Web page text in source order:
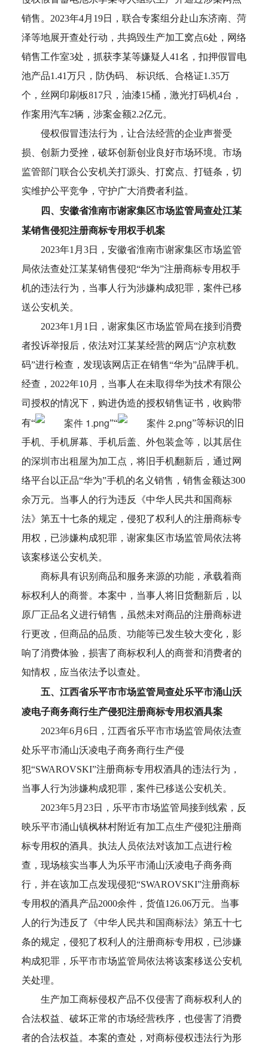
销售。2023年4月19日，联合专案组分赴山东济南、菏
泽等地展开查处行动，共捣毁生产加工窝点6处，网络
销售工作室3处，抓获李某等嫌疑人41名，扣押假冒电
池产品1.41万只，防伪码、 标识纸、合格证1.35万
个，丝网印刷板817只，油漆15桶，激光打码机4台，
作案用汽车2辆，涉案金额2.2亿元。
侵权假冒违法行为，让合法经营的企业声誉受
损、创新力受挫，破坏创新创业良好市场环境。市场
监管部门联合公安机关打源头、打窝点、打链条，切
实维护公平竞争，守护广大消费者利益。
四、安徽省淮南市谢家集区市场监管局查处江某
某销售侵犯注册商标专用权手机案
2023年1月3日，安徽省淮南市谢家集区市场监管
局依法查处江某某销售侵犯“华为”注册商标专用权手
机的违法行为，当事人行为涉嫌构成犯罪，案件已移
送公安机关。
2023年1月1日，谢家集区市场监管局在接到消费
者投诉举报后，依法对江某某经营的网店“沪京杭数
码”进行检查，发现该网店正在销售“华为”品牌手机。
经查，2022年10月，当事人在未取得华为技术有限公
司授权的情况下，购进伪造的授权销售证书，收购带
有“
”“
”等标识的旧
手机、手机屏幕、手机后盖、外包装盒等，以其居住
的深圳市出租屋为加工点，将旧手机翻新后，通过网
络平台以正品“华为”手机的名义销售，销售金额达300
余万元。当事人的行为违反《中华人民共和国商标
法》第五十七条的规定，侵犯了权利人的注册商标专
用权，已涉嫌构成犯罪，谢家集区市场监管局依法将
该案移送公安机关。
商标具有识别商品和服务来源的功能，承载着商
标权利人的商誉。本案中，当事人将旧货翻新后，以
原厂正品名义进行销售，虽然未对商品的注册商标进
行更改，但商品的品质、功能等已发生较大变化，影
响了消费体验，损害了商标权利人的商誉和消费者的
知情权，应当依法予以查处。
五、江西省乐平市市场监管局查处乐平市涌山沃
凌电子商务商行生产侵犯注册商标专用权酒具案
2023年6月6日，江西省乐平市市场监管局依法查
处乐平市涌山沃凌电子商务商行生产侵
犯“SWAROVSKI”注册商标专用权酒具的违法行为，
当事人行为涉嫌构成犯罪，案件已移送公安机关。
2023年5月23日，乐平市市场监管局接到线索，反
映乐平市涌山镇枫林村附近有加工点生产侵犯注册商
标专用权的酒具。执法人员依法对该加工点进行检
查，现场核实当事人为乐平市涌山沃凌电子商务商
行，并在该加工点发现侵犯“SWAROVSKI”注册商标
专用权的酒具产品2000余件，货值126.06万元。当事
人的行为违反了《中华人民共和国商标法》第五十七
条的规定，侵犯了权利人的注册商标专用权，已涉嫌
构成犯罪，乐平市市场监管局依法将该案移送公安机
关处理。
生产加工商标侵权产品不仅侵害了商标权利人的
合法权益、破坏正常的市场经营秩序，也侵害了消费
者的合法权益。本案的查处，对商标侵权违法行为形